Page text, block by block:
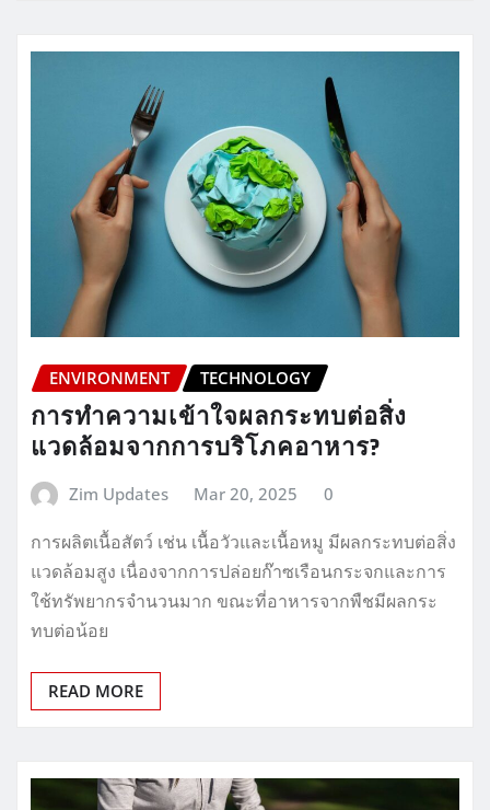
ENVIRONMENT TECHNOLOGY
การทำความเข้าใจผลกระทบต่อสิ่ง
แวดล้อมจากการบริโภคอาหาร?
Zim Updates Mar 20, 2025 0
การผลิตเนื้อสัตว์ เช่น เนื้อวัวและเนื้อหมู มีผลกระทบต่อสิ่ง
แวดล้อมสูง เนื่องจากการปล่อยก๊าซเรือนกระจกและการ
ใช้ทรัพยากรจำนวนมาก ขณะที่อาหารจากพืชมีผลกระ
ทบต่อน้อย
READ MORE